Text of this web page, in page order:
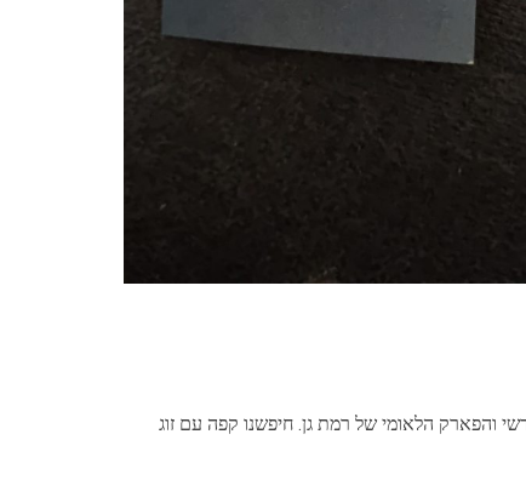
והפארק הלאומי של רמת גן. חיפשנו קפה עם זוג